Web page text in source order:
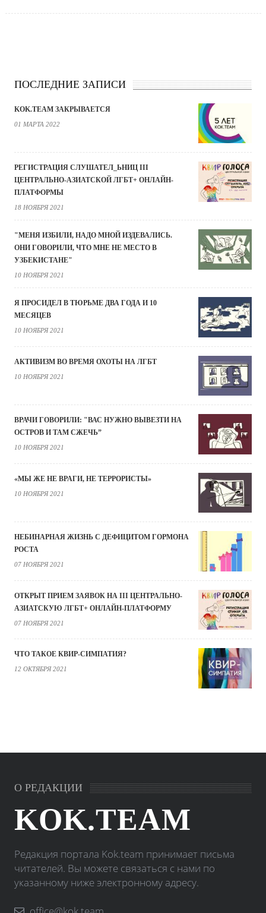
ПОСЛЕДНИЕ ЗАПИСИ
KOK.TEAM ЗАКРЫВАЕТСЯ
01 МАРТА 2022
РЕГИСТРАЦИЯ СЛУШАТЕЛ_ЬНИЦ III
ЦЕНТРАЛЬНО-АЗИАТСКОЙ ЛГБТ+ ОНЛАЙН-
ПЛАТФОРМЫ
18 НОЯБРЯ 2021
"МЕНЯ ИЗБИЛИ, НАДО МНОЙ ИЗДЕВАЛИСЬ.
ОНИ ГОВОРИЛИ, ЧТО МНЕ НЕ МЕСТО В
УЗБЕКИСТАНЕ"
10 НОЯБРЯ 2021
Я ПРОСИДЕЛ В ТЮРЬМЕ ДВА ГОДА И 10
МЕСЯЦЕВ
10 НОЯБРЯ 2021
АКТИВИЗМ ВО ВРЕМЯ ОХОТЫ НА ЛГБТ
10 НОЯБРЯ 2021
ВРАЧИ ГОВОРИЛИ: "ВАС НУЖНО ВЫВЕЗТИ НА
ОСТРОВ И ТАМ СЖЕЧЬ”
10 НОЯБРЯ 2021
«МЫ ЖЕ НЕ ВРАГИ, НЕ ТЕРРОРИСТЫ»
10 НОЯБРЯ 2021
НЕБИНАРНАЯ ЖИЗНЬ С ДЕФИЦИТОМ ГОРМОНА
РОСТА
07 НОЯБРЯ 2021
ОТКРЫТ ПРИЕМ ЗАЯВОК НА III ЦЕНТРАЛЬНО-
АЗИАТСКУЮ ЛГБТ+ ОНЛАЙН-ПЛАТФОРМУ
07 НОЯБРЯ 2021
ЧТО ТАКОЕ КВИР-СИМПАТИЯ?
12 ОКТЯБРЯ 2021
О РЕДАКЦИИ
KOK.TEAM
Редакция портала Kok.team принимает письма
читателей. Вы можете связаться с нами по
указанному ниже электронному адресу.